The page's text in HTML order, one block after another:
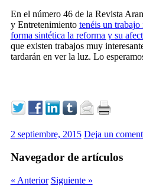
En el número 46 de la Revista
y Entretenimiento tenéis un trabajo
forma sintética la reforma y su
que existen trabajos muy
tardarán en ver la luz. Lo
2 septiembre, 2015 Deja un
Navegador de artículos
« Anterior Siguiente »